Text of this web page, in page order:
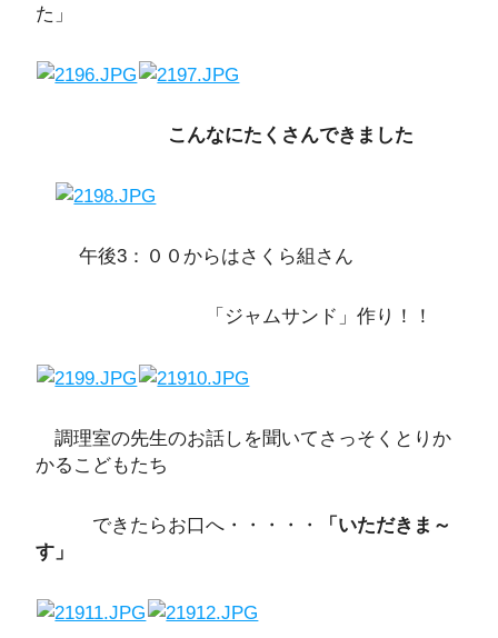
た」
こんなにたくさんできました
午後3：００からはさくら組さん
「ジャムサンド」作り！！
調理室の先生のお話しを聞いてさっそくとりか
かるこどもたち
できたらお口へ・・・・・
「いただきま～
す」